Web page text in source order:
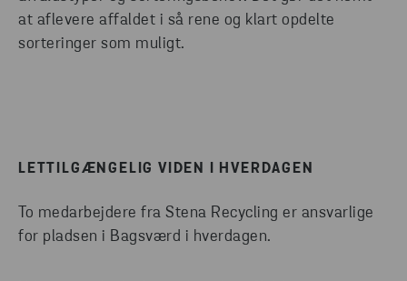
at aflevere affaldet i så rene og klart opdelte
sorteringer som muligt.
LETTILGÆNGELIG VIDEN I HVERDAGEN
To medarbejdere fra Stena Recycling er ansvarlige
for pladsen i Bagsværd i hverdagen.